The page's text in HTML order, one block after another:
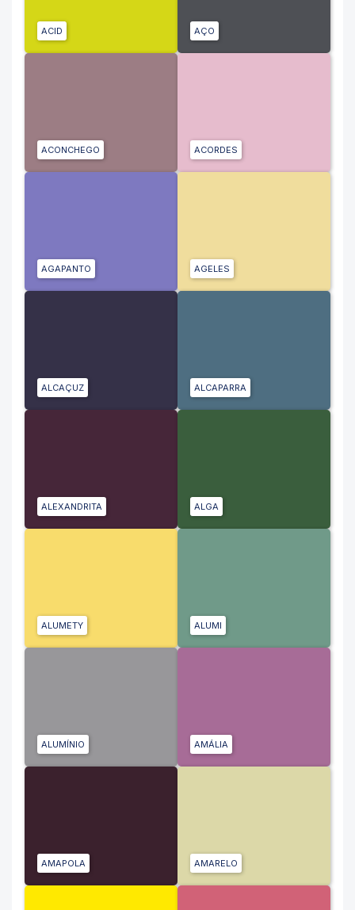
ACID AÇO
ACONCHEGO ACORDES
AGAPANTO AGELES
ALCAÇUZ ALCAPARRA
ALEXANDRITA ALGA
ALUMETY ALUMI
ALUMÍNIO AMÁLIA
AMAPOLA AMARELO